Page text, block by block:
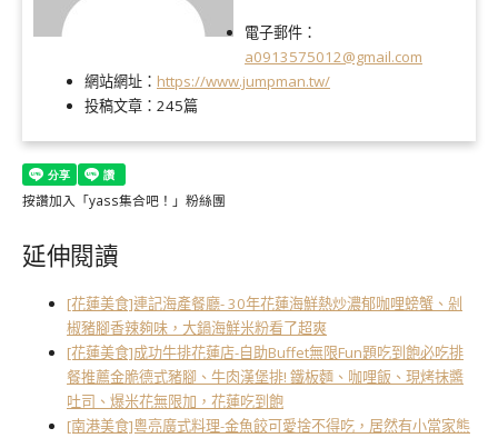
電子郵件：
a0913575012@gmail.com
網站網址： https://www.jumpman.tw/
投稿文章： 245篇
按讚加入「yass集合吧！」粉絲團
延伸閱讀
[花蓮美食]連記海產餐廳- 30年花蓮海鮮熱炒濃郁咖哩螃蟹、剁
椒豬腳香辣夠味，大鍋海鮮米粉看了超爽
[花蓮美食]成功牛排花蓮店-自助Buffet無限Fun題吃到飽必吃排
餐推薦金脆德式豬腳、牛肉漢堡排! 鐵板麵、咖哩飯、現烤抹醬
吐司、爆米花無限加，花蓮吃到飽
[南港美食]粵亮廣式料理-金魚餃可愛捨不得吃，居然有小當家熊